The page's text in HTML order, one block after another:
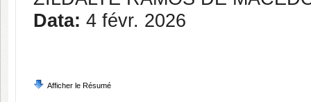
Data: 4 févr. 2026
Afficher le Résumé